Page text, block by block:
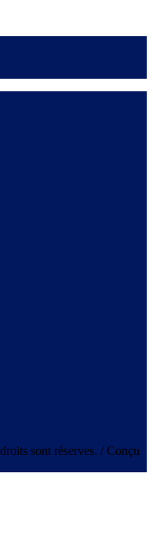
sont réserves. / Conçu